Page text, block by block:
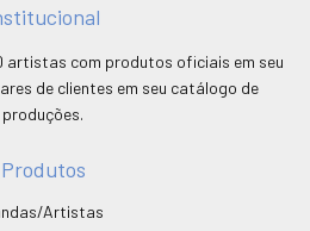
artistas com produtos oficiais em seu
de clientes em seu catálogo de
produções.
Produtos
Artistas